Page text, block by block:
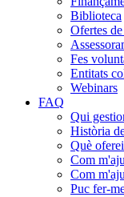
Biblioteca
Ofertes
Fes
Entitats
Webinars
FAQ
Qui
Història
Què
Com
Com
Puc fer-